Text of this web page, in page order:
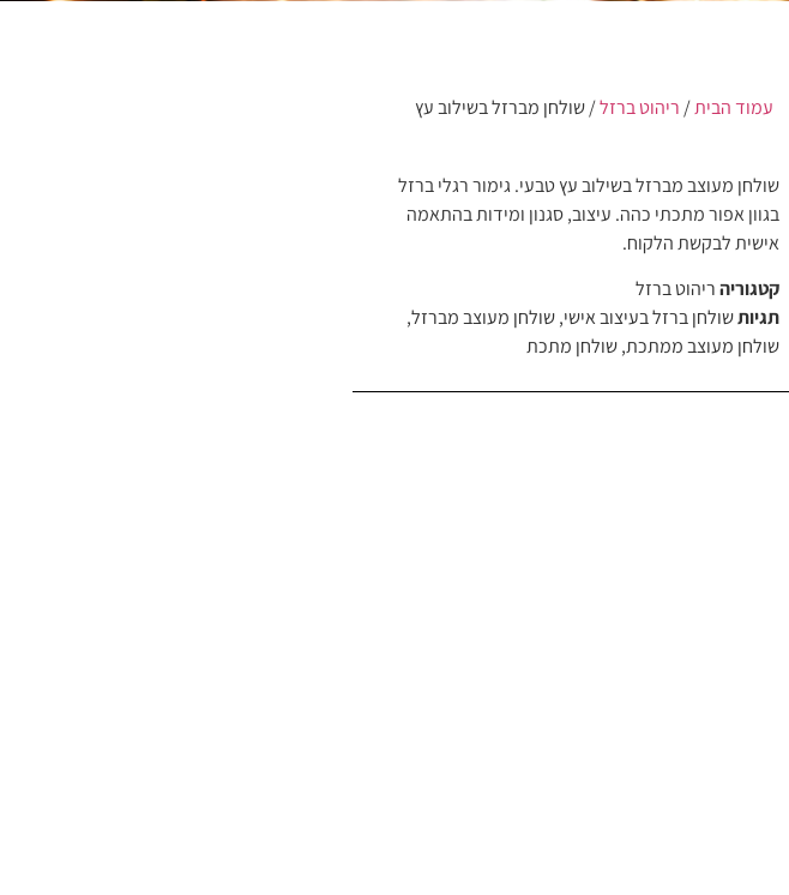
עמוד הבית/ ריהוט ברזל/ שולחן מברזל בשילוב עץ
שולחן מעוצב מברזל בשילוב עץ טבעי. גימור רגלי ברזל
בגוון אפור מתכתי כהה. עיצוב, סגנון ומידות בהתאמה
אישית לבקשת הלקוח.
קטגוריה ריהוט ברזל
תגיותשולחן ברזל בעיצוב אישי,שולחן מעוצב מברזל,
שולחן מעוצב ממתכת,שולחן מתכת